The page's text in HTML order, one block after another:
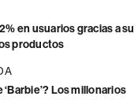
en usuarios gracias a su
productos
Los millonarios